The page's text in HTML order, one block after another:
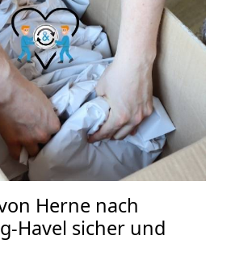
Herne nach
Havel sicher und